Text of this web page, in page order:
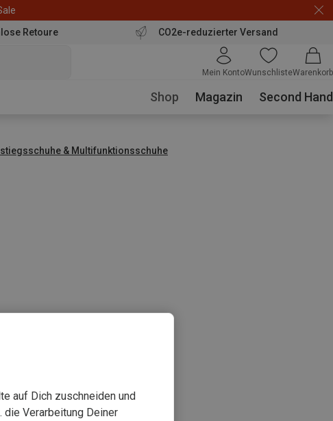
Retoure CO2e-reduzierter Versand
Mein KontoWunschlisteWarenkorb
Shop Magazin Second Hand
& Multifunktionsschuhe
auf Dich zuschneiden und
Verarbeitung Deiner